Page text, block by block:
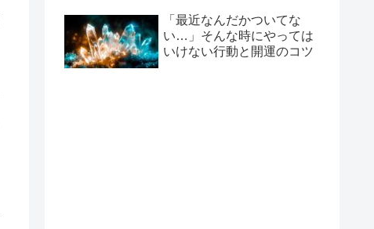
「最近なんだかついてな
い…」そんな時にやっては
いけない行動と開運のコツ